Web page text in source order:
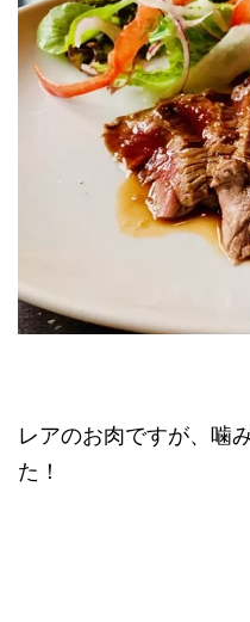
レアのお肉ですが、噛
た！